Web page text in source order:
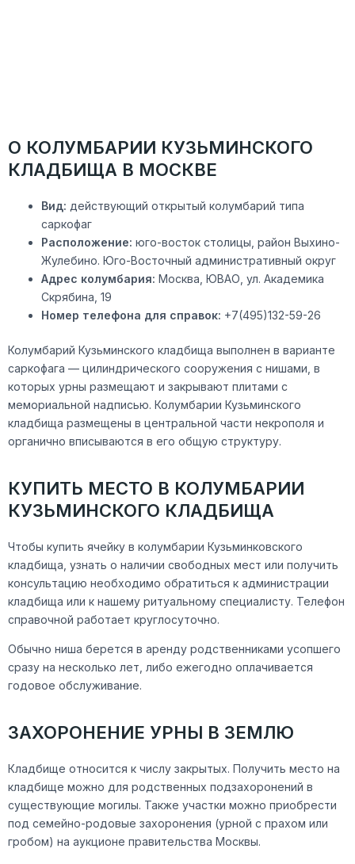
О КОЛУМБАРИИ КУЗЬМИНСКОГО
КЛАДБИЩА В МОСКВЕ
Вид: действующий открытый колумбарий типа
саркофаг
Расположение: юго-восток столицы, район Выхино-
Жулебино. Юго-Восточный административный округ
Адрес колумбария: Москва, ЮВАО, ул. Академика
Скрябина, 19
Номер телефона для справок: +7(495)132-59-26
Колумбарий Кузьминского кладбища выполнен в варианте
саркофага — цилиндрического сооружения с нишами, в
которых урны размещают и закрывают плитами с
мемориальной надписью. Колумбарии Кузьминского
кладбища размещены в центральной части некрополя и
органично вписываются в его общую структуру.
КУПИТЬ МЕСТО В КОЛУМБАРИИ
КУЗЬМИНСКОГО КЛАДБИЩА
Чтобы купить ячейку в колумбарии Кузьминковского
кладбища, узнать о наличии свободных мест или получить
консультацию необходимо обратиться к администрации
кладбища или к нашему ритуальному специалисту. Телефон
справочной работает круглосуточно.
Обычно ниша берется в аренду родственниками усопшего
сразу на несколько лет, либо ежегодно оплачивается
годовое обслуживание.
ЗАХОРОНЕНИЕ УРНЫ В ЗЕМЛЮ
Кладбище относится к числу закрытых. Получить место на
кладбище можно для родственных подзахоронений в
существующие могилы. Также участки можно приобрести
под семейно-родовые захоронения (урной с прахом или
гробом) на аукционе правительства Москвы.